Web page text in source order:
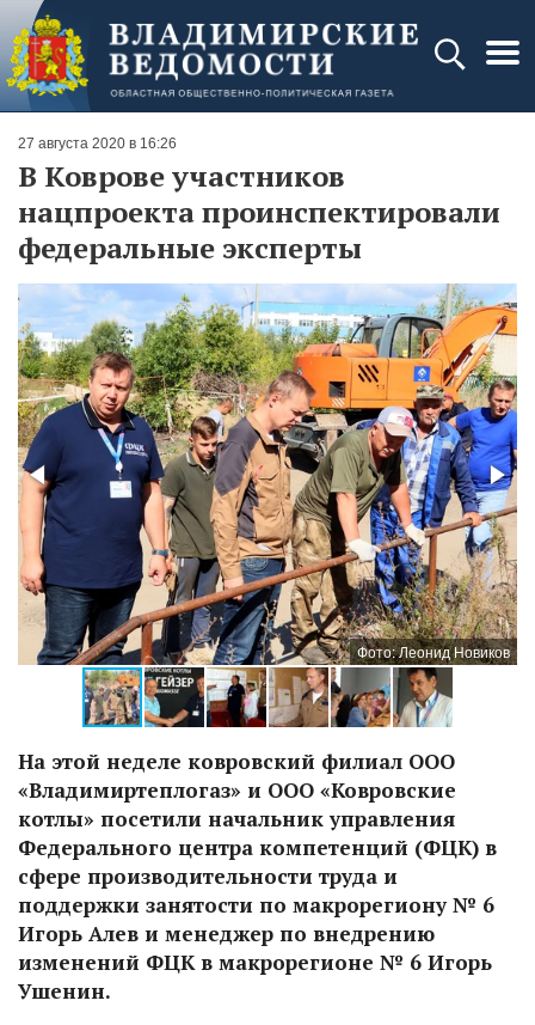
27 августа 2020 в 16:26
В Коврове участников
нацпроекта проинспектировали
федеральные эксперты
Фото: Леонид Новиков
На этой неделе ковровский филиал ООО
«Владимиртеплогаз» и ООО «Ковровские
котлы» посетили начальник управления
Федерального центра компетенций (ФЦК) в
сфере производительности труда и
поддержки занятости по макрорегиону № 6
Игорь Алев и менеджер по внедрению
изменений ФЦК в макрорегионе № 6 Игорь
Ушенин.